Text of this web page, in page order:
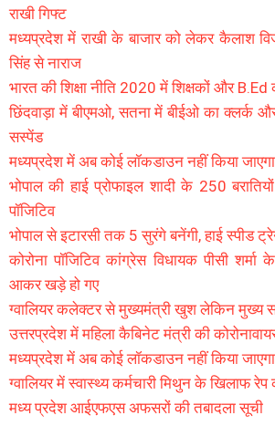
राखी गिफ्ट
मध्यप्रदेश में राखी के बाजार को लेकर कैलाश
सिंह से नाराज
भारत की शिक्षा नीति 2020 में शिक्षकों और B.Ed
छिंदवाड़ा में बीएमओ, सतना में बीईओ का क्लर्क
सस्पेंड
मध्यप्रदेश में अब कोई लॉकडाउन नहीं किया
भोपाल की हाई प्रोफाइल शादी के 250
पॉजिटिव
भोपाल से इटारसी तक 5 सुरंगे बनेंगी, हाई स्पीड
कोरोना पॉजिटिव कांग्रेस विधायक पीसी
आकर खड़े हो गए
ग्वालियर कलेक्टर से मुख्यमंत्री खुश लेकिन मुख्य
उत्तरप्रदेश में महिला कैबिनेट मंत्री की
मध्यप्रदेश में अब कोई लॉकडाउन नहीं किया
ग्वालियर में स्वास्थ्य कर्मचारी मिथुन के खिलाफ रेप
मध्य प्रदेश आईएफएस अफसरों की तबादला सूची